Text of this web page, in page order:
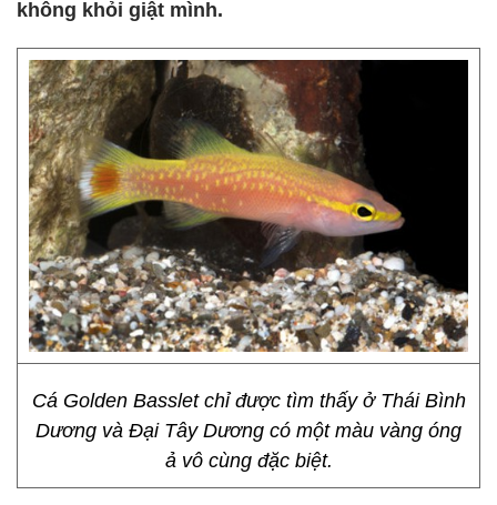
không khỏi giật mình.
Cá Golden Basslet chỉ được tìm thấy ở Thái Bình
Dương và Đại Tây Dương có một màu vàng óng
ả vô cùng đặc biệt.